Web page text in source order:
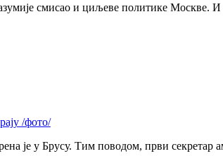
смисао и циљеве политике Москве.
/фото/
је у Брусу. Тим поводом, први секретар